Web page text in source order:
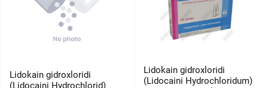
Lidokain gidroxloridi
(Lidocaini Hydrochlorid)
Lidokain gidroxloridi
(Lidocaini Hydrochloridum)